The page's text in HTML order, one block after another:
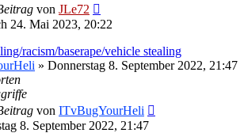
von JLe72
24. Mai 2023, 20:22
racism/baserape/vehicle stealing
» Donnerstag 8. September 2022, 21:47
von ITvBugYourHeli
8. September 2022, 21:47